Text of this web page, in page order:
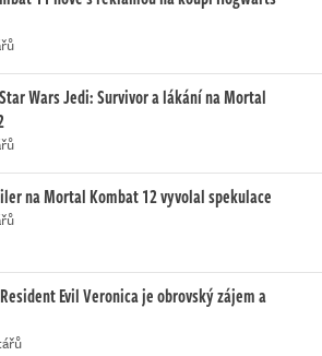
Wars Jedi: Survivor a lákání na Mortal
na Mortal Kombat 12 vyvolal spekulace
Evil Veronica je obrovský zájem a